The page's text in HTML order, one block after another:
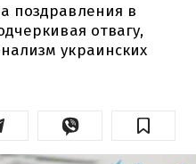
поздравления в
отвагу,
украинских